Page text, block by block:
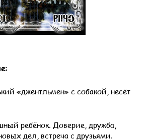
«джентльмен» с собакой, несёт
ребёнок. Доверие, дружба,
дел, встреча с друзьями.